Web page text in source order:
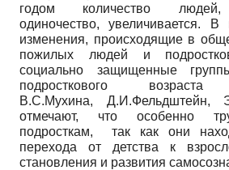
годом количество
одиночество, увеличивается.
изменения, происходящие в
пожилых людей и
социально защищенные
подросткового возраста
В.С.Мухина, Д.И.Фельдштейн,
отмечают, что особенно
подросткам, так как они
перехода от детства к
становления и развития